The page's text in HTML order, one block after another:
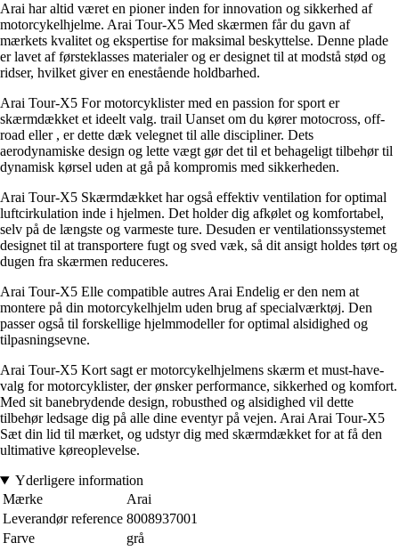
Arai har altid været en pioner inden for innovation og sikkerhed af
motorcykelhjelme. Arai Tour-X5 Med skærmen får du gavn af
mærkets kvalitet og ekspertise for maksimal beskyttelse. Denne plade
er lavet af førsteklasses materialer og er designet til at modstå stød og
ridser, hvilket giver en enestående holdbarhed.
Arai Tour-X5 For motorcyklister med en passion for sport er
skærmdækket et ideelt valg. trail Uanset om du kører motocross, off-
road eller , er dette dæk velegnet til alle discipliner. Dets
aerodynamiske design og lette vægt gør det til et behageligt tilbehør til
dynamisk kørsel uden at gå på kompromis med sikkerheden.
Arai Tour-X5 Skærmdækket har også effektiv ventilation for optimal
luftcirkulation inde i hjelmen. Det holder dig afkølet og komfortabel,
selv på de længste og varmeste ture. Desuden er ventilationssystemet
designet til at transportere fugt og sved væk, så dit ansigt holdes tørt og
dugen fra skærmen reduceres.
Arai Tour-X5 Elle compatible autres Arai Endelig er den nem at
montere på din motorcykelhjelm uden brug af specialværktøj. Den
passer også til forskellige hjelmmodeller for optimal alsidighed og
tilpasningsevne.
Arai Tour-X5 Kort sagt er motorcykelhjelmens skærm et must-have-
valg for motorcyklister, der ønsker performance, sikkerhed og komfort.
Med sit banebrydende design, robusthed og alsidighed vil dette
tilbehør ledsage dig på alle dine eventyr på vejen. Arai Arai Tour-X5
Sæt din lid til mærket, og udstyr dig med skærmdækket for at få den
ultimative køreoplevelse.
Yderligere information
Mærke
Arai
Leverandør reference 8008937001
Farve
grå